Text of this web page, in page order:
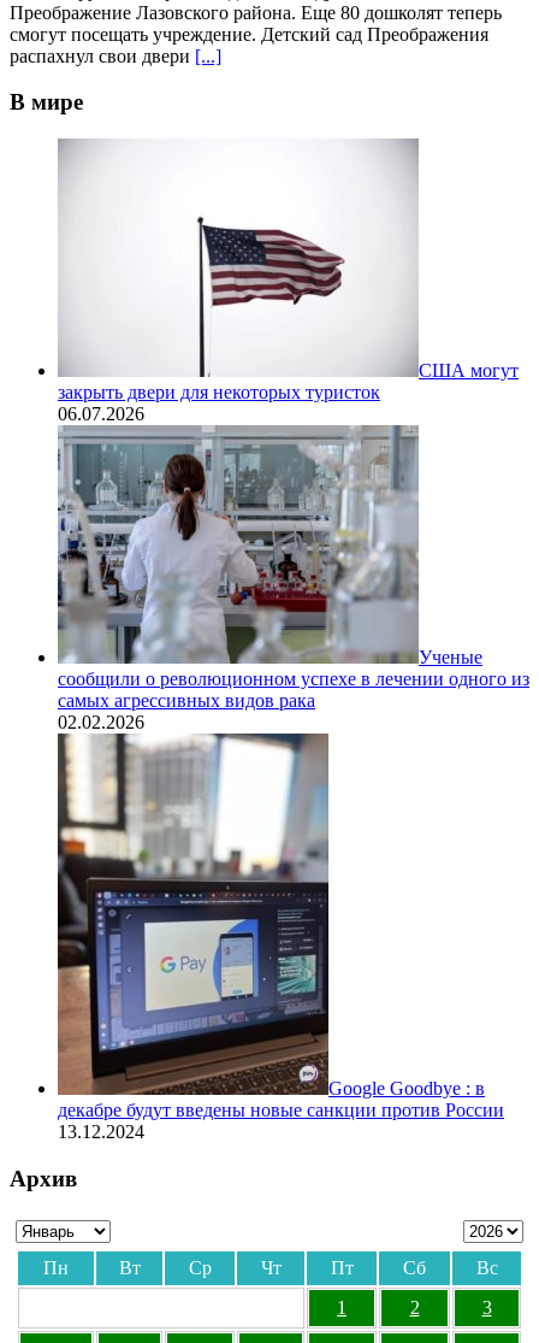
Преображение Лазовского района. Еще 80 дошколят теперь
смогут посещать учреждение. Детский сад Преображения
распахнул свои двери [...]
В мире
США могут
закрыть двери для некоторых туристок
06.07.2026
Ученые
сообщили о революционном успехе в лечении одного из
самых агрессивных видов рака
02.02.2026
Google Goodbye : в
декабре будут введены новые санкции против России
13.12.2024
Архив
Пн Вт Ср Чт Пт Сб
Вс
1
2 3